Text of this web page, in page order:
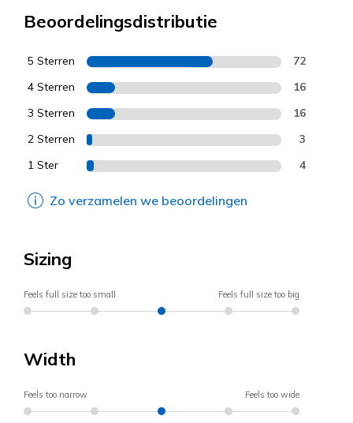
Beoordelingsdistributie
5 Sterren 72
4 Sterren 16
3 Sterren 16
2 Sterren 3
1 Ster 4
Zo verzamelen we beoordelingen
Sizing
Feels full size too small Feels full size too big
Width
Feels too narrow Feels too wide